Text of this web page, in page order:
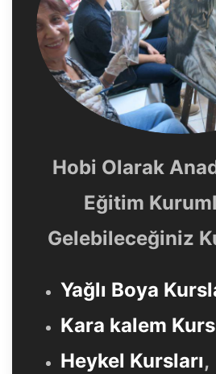
Hobi Olarak
Eğitim
Gelebileceğiniz
Yağlı Boya
Kara kalem
Heykel Kursları,